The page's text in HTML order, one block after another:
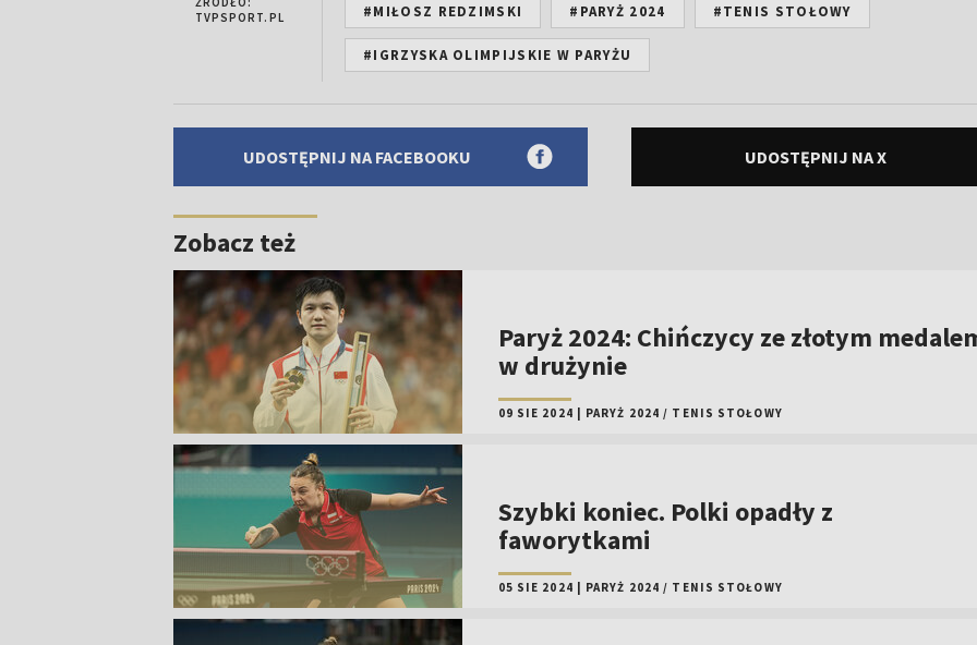
TVPSPORT.PL
#MIŁOSZ REDZIMSKI #PARYŻ 2024 #TENIS STOŁOWY
#IGRZYSKA OLIMPIJSKIE W PARYŻU
UDOSTĘPNIJ NA FACEBOOKU UDOSTĘPNIJ NA X
Zobacz też
Paryż 2024: Chińczycy ze złotym
w drużynie
09 SIE 2024 PARYŻ 2024 / TENIS STOŁOWY
Szybki koniec. Polki opadły z
faworytkami
05 SIE 2024 PARYŻ 2024 / TENIS STOŁOWY